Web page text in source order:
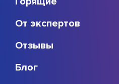
От экспертов
Отзывы
Блог